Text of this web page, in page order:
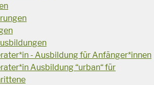
- Ausbildung für Anfänger*innen
Ausbildung “urban“ für